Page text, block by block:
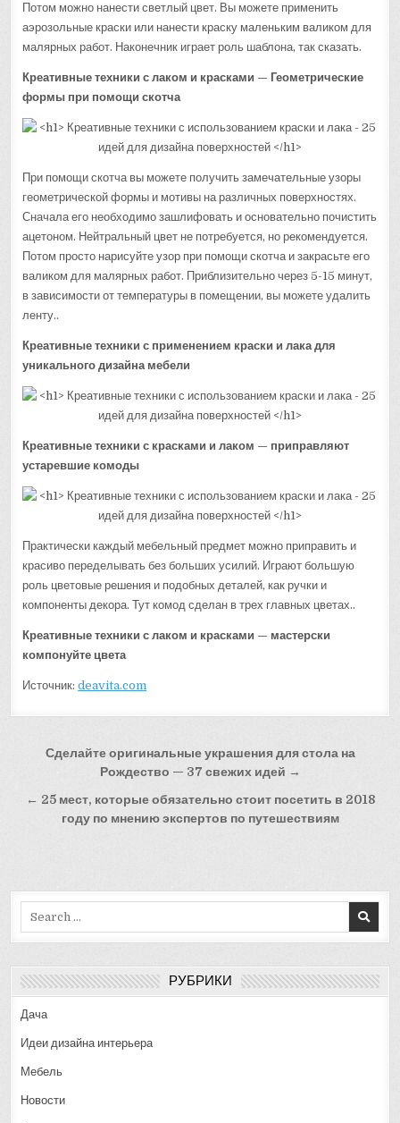
Потом можно нанести светлый цвет. Вы можете применить
аэрозольные краски или нанести краску маленьким валиком для
малярных работ. Наконечник играет роль шаблона, так сказать.
Креативные техники с лаком и красками — Геометрические
формы при помощи скотча
При помощи скотча вы можете получить замечательные узоры
геометрической формы и мотивы на различных поверхностях.
Сначала его необходимо зашлифовать и основательно почистить
ацетоном. Нейтральный цвет не потребуется, но рекомендуется.
Потом просто нарисуйте узор при помощи скотча и закрасьте его
валиком для малярных работ. Приблизительно через 5-15 минут,
в зависимости от температуры в помещении, вы можете удалить
ленту..
Креативные техники с применением краски и лака для
уникального дизайна мебели
Креативные техники с красками и лаком — приправляют
устаревшие комоды
Практически каждый мебельный предмет можно приправить и
красиво переделывать без больших усилий. Играют большую
роль цветовые решения и подобных деталей, как ручки и
компоненты декора. Тут комод сделан в трех главных цветах..
Креативные техники с лаком и красками — мастерски
компонуйте цвета
Источник:deavita.com
Навигация
записям
Сделайте оригинальные украшения для стола на
Рождество — 37 свежих идей →
← 25 мест, которые обязательно стоит посетить в 2018
году по мнению экспертов по путешествиям
РУБРИКИ
Дача
Идеи дизайна интерьера
Мебель
Новости